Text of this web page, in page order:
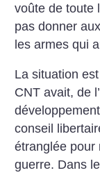
voûte de toute
pas donner
les armes qui
La situation
CNT avait, de
conseil
étranglée pour
guerre. Dans